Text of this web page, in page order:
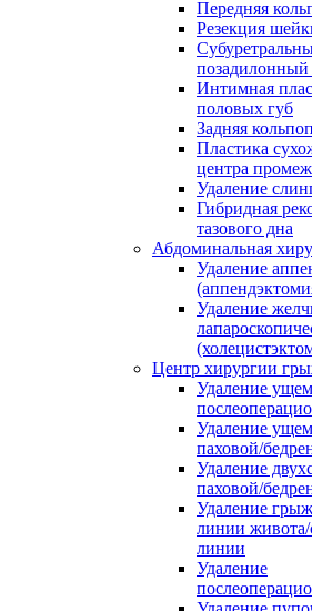
Передняя
Резекция
позадилонный
Интимная
половых губ
Задняя
Пластика
центра
Удаление
Гибридная
тазового дна
Абдоминальная
Удаление
Удаление
Центр хирургии
Удаление
Удаление
паховой/
Удаление
паховой/
Удаление
линии
линии
Удаление